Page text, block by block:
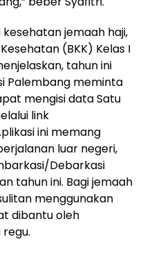
jemaah haji,
(BKK) Kelas I
tahun ini
Palembang meminta
mengisi data Satu
link
ini memang
luar negeri,
Debarkasi
tahun ini. Bagi jemaah
menggunakan
dibantu oleh